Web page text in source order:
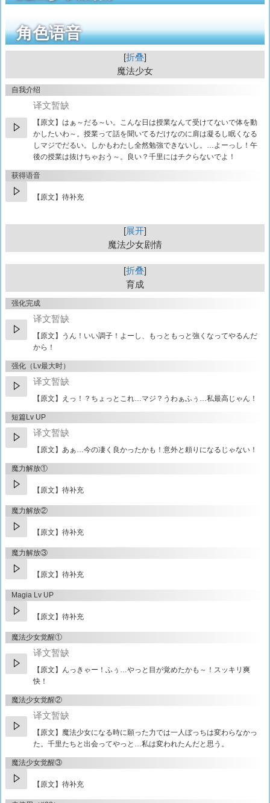
角色语音
折叠
魔法少女
自我介绍
译文暂缺
【原文】 はぁ～だる～い。こんな日は授業なんて受けてないで体を動
かしたいわ～。授業って話を聞いてるだけなのに肩は凝るし眠くなる
しマジでだるい。しかもわたし全然勉強できないし。…よーっし！午
後の授業は抜けちゃおう～。良い？千里にはチクらないでよ！
获得语音
【原文】待补充
展开
魔法少女剧情
折叠
育成
强化完成
译文暂缺
【原文】
うん！いい調子！よーし、もっともっと強くなってやるんだ
から！
强化（Lv最大时）
译文暂缺
【原文】 えっ！？ちょっとこれ…マジ？うわぁふぅ…私最高じゃん！
短篇Lv UP
译文暂缺
【原文】 あぁ…今の凄く良かったかも！意外と頼りになるじゃない！
魔力解放①
【原文】待补充
魔力解放②
【原文】待补充
魔力解放③
【原文】待补充
Magia Lv UP
【原文】待补充
魔法少女觉醒①
译文暂缺
【原文】 んっきゃー！ふぅ…やっと目が覚めたかも～！スッキリ爽
快！
魔法少女觉醒②
译文暂缺
【原文】 魔法少女になる時に願った力では一人ぼっちは変わらなかっ
た。千里たちと出会ってやっと…私は変われたんだと思う。
魔法少女觉醒③
【原文】待补充